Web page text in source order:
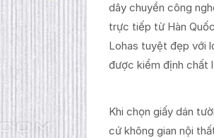
dây chuyền công
trực tiếp từ Hàn
Lohas tuyệt đẹp với
được kiểm định chất
Khi chọn giấy dán
cứ không gian nội